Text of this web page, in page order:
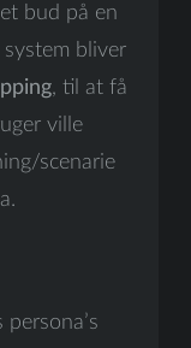
bud på en
bliver
, til at få
ville
scenarie